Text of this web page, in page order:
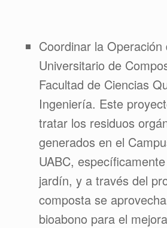
Coordinar la Operación
Universitario de
Facultad de Ciencias
Ingeniería. Este
tratar los residuos
generados en el
UABC,
jardín, y a través del
composta se
bioabono para el